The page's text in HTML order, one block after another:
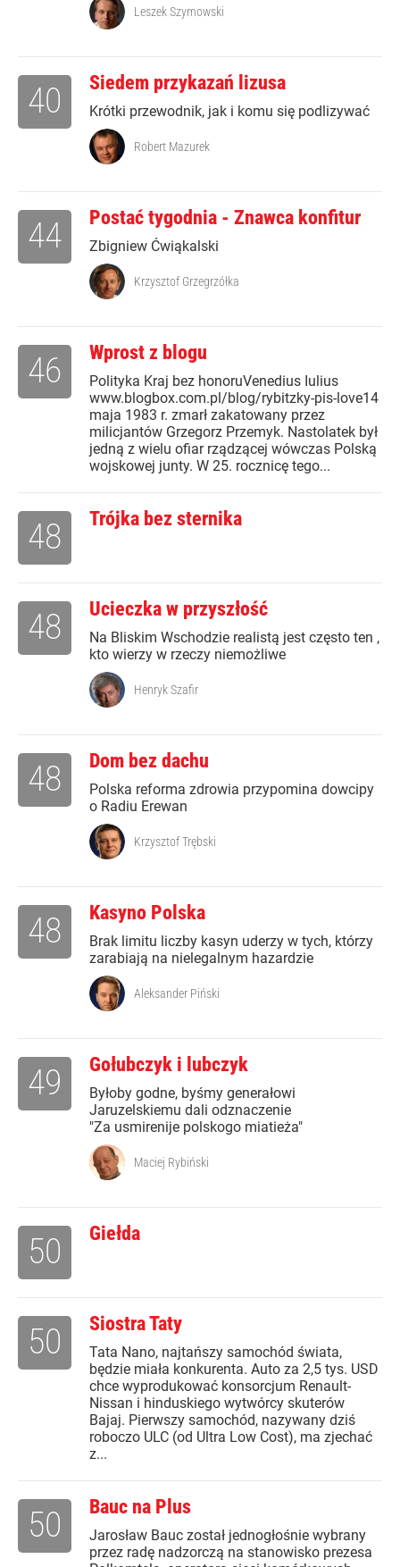
Leszek Szymowski
Siedem przykazań lizusa
Krótki przewodnik, jak i komu się podlizywać
40
Robert Mazurek
Postać tygodnia - Znawca konfitur
Zbigniew Ćwiąkalski
44
Krzysztof Grzegrzółka
Wprost z blogu
Polityka Kraj bez honoruVenedius Iulius
www.blogbox.com.pl/blog/rybitzky-pis-love14
maja 1983 r. zmarł zakatowany przez
milicjantów Grzegorz Przemyk. Nastolatek był
jedną z wielu ofiar rządzącej wówczas Polską
wojskowej junty. W 25. rocznicę tego...
46
Trójka bez sternika
48
Ucieczka w przyszłość
Na Bliskim Wschodzie realistą jest często ten ,
kto wierzy w rzeczy niemożliwe
48
Henryk Szafir
Dom bez dachu
Polska reforma zdrowia przypomina dowcipy
o Radiu Erewan
48
Krzysztof Trębski
Kasyno Polska
Brak limitu liczby kasyn uderzy w tych, którzy
zarabiają na nielegalnym hazardzie
48
Aleksander Piński
Gołubczyk i lubczyk
Byłoby godne, byśmy generałowi
Jaruzelskiemu dali odznaczenie
"Za usmirenije polskogo miatieża"
49
Maciej Rybiński
Giełda
50
Siostra Taty
Tata Nano, najtańszy samochód świata,
będzie miała konkurenta. Auto za 2,5 tys. USD
chce wyprodukować konsorcjum Renault-
Nissan i hinduskiego wytwórcy skuterów
Bajaj. Pierwszy samochód, nazywany dziś
roboczo ULC (od Ultra Low Cost), ma zjechać
z...
50
Bauc na Plus
Jarosław Bauc został jednogłośnie wybrany
przez radę nadzorczą na stanowisko prezesa
50